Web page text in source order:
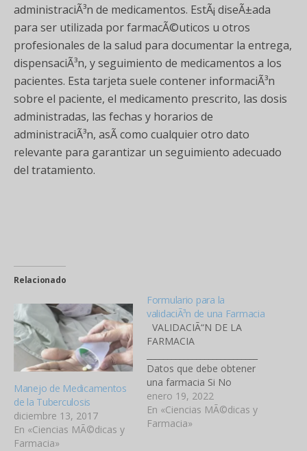
administraciÃ³n de medicamentos. EstÃ¡ diseÃ±ada
para ser utilizada por farmacÃ©uticos u otros
profesionales de la salud para documentar la entrega,
dispensaciÃ³n, y seguimiento de medicamentos a los
pacientes. Esta tarjeta suele contener informaciÃ³n
sobre el paciente, el medicamento prescrito, las dosis
administradas, las fechas y horarios de
administraciÃ³n, asÃ­ como cualquier otro dato
relevante para garantizar un seguimiento adecuado
del tratamiento.
Relacionado
Manejo de Medicamentos
de la Tuberculosis
diciembre 13, 2017
En «Ciencias MÃ©dicas y
Farmacia»
Formulario para la
validaciÃ³n de una Farmacia
VALIDACIÃ“N DE LA
FARMACIA
Datos que debe obtener
una farmacia Si No
Nombre de la Farmacia
Horario de AtenciÃ³n
Nombre del agente
enero 19, 2022
En «Ciencias MÃ©dicas y
Farmacia»